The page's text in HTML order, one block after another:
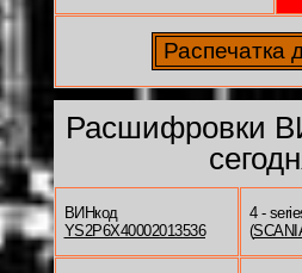
Расшифровки
ВИНкод
YS2P6X40002013536
4 -
(